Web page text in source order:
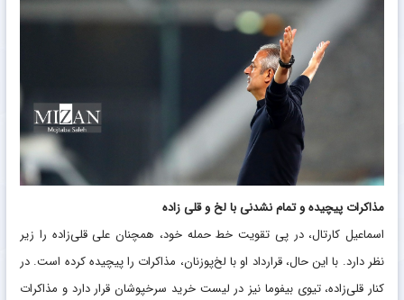
مذاکرات پیچیده و تمام نشدنی با لخ و قلی زاده
اسماعیل کارتال، در پی تقویت خط حمله خود، همچنان علی قلی‌زاده را زیر
نظر دارد. با این حال، قرارداد او با لخ‌پوزنان، مذاکرات را پیچیده کرده است. در
کنار قلی‌زاده، تیوی بیفوما نیز در لیست خرید سرخپوشان قرار دارد و مذاکرات